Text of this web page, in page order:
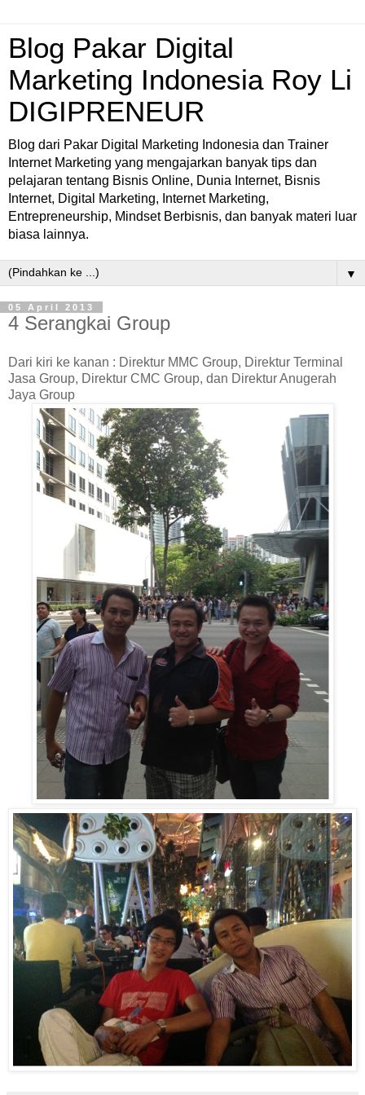
Blog Pakar Digital
Marketing Indonesia Roy Li
DIGIPRENEUR
Blog dari Pakar Digital Marketing Indonesia dan Trainer
Internet Marketing yang mengajarkan banyak tips dan
pelajaran tentang Bisnis Online, Dunia Internet, Bisnis
Internet, Digital Marketing, Internet Marketing,
Entrepreneurship, Mindset Berbisnis, dan banyak materi luar
biasa lainnya.
▼
05 April 2013
4 Serangkai Group
Dari kiri ke kanan : Direktur MMC Group, Direktur Terminal
Jasa Group, Direktur CMC Group, dan Direktur Anugerah
Jaya Group